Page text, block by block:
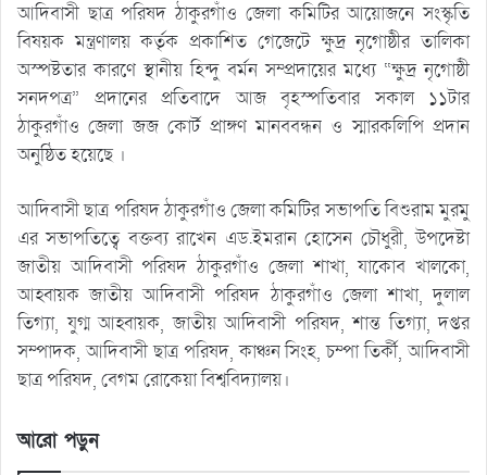
আদিবাসী ছাত্র পরিষদ ঠাকুরগাঁও জেলা কমিটির আয়োজনে সংস্কৃতি
বিষয়ক মন্ত্রণালয় কর্তৃক প্রকাশিত গেজেটে ক্ষুদ্র নৃগোষ্ঠীর তালিকা
অস্পষ্টতার কারণে স্থানীয় হিন্দু বর্মন সম্প্রদায়ের মধ্যে “ক্ষুদ্র নৃগোষ্ঠী
সনদপত্র” প্রদানের প্রতিবাদে আজ বৃহস্পতিবার সকাল ১১টার
ঠাকুরগাঁও জেলা জজ কোর্ট প্রাঙ্গণ মানববন্ধন ও স্মারকলিপি প্রদান
অনুষ্ঠিত হয়েছে ।
আদিবাসী ছাত্র পরিষদ ঠাকুরগাঁও জেলা কমিটির সভাপতি বিশুরাম মুরমু
এর সভাপতিত্বে বক্তব্য রাখেন এড.ইমরান হোসেন চৌধুরী, উপদেষ্টা
জাতীয় আদিবাসী পরিষদ ঠাকুরগাঁও জেলা শাখা, যাকোব খালকো,
আহ্বায়ক জাতীয় আদিবাসী পরিষদ ঠাকুরগাঁও জেলা শাখা, দুলাল
তিগ্যা, যুগ্ম আহ্বায়ক, জাতীয় আদিবাসী পরিষদ, শান্ত তিগ্যা, দপ্তর
সম্পাদক, আদিবাসী ছাত্র পরিষদ, কাঞ্চন সিংহ, চম্পা তির্কী, আদিবাসী
ছাত্র পরিষদ, বেগম রোকেয়া বিশ্ববিদ্যালয়।
আরো পড়ুন